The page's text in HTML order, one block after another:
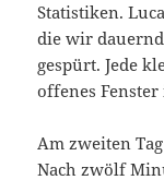
Statistiken.
die wir
gespürt. Jede
offenes
Am zweiten
Nach zwölf